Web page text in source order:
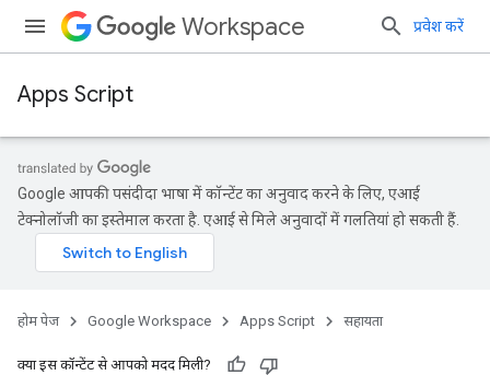
Workspace प्रवेश करें
Apps Script
Google आपकी पसंदीदा भाषा में कॉन्टेंट का अनुवाद करने के लिए, एआई
टेक्नोलॉजी का इस्तेमाल करता है. एआई से मिले अनुवादों में गलतियां हो सकती हैं.
होम पेज Google Workspace Apps Script सहायता
क्या इस कॉन्टेंट से आपको मदद मिली?